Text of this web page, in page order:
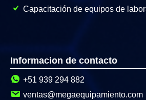
Capacitación de equipos de
Informacion de contacto
+51 939 294 882
ventas@megaequipamiento.com